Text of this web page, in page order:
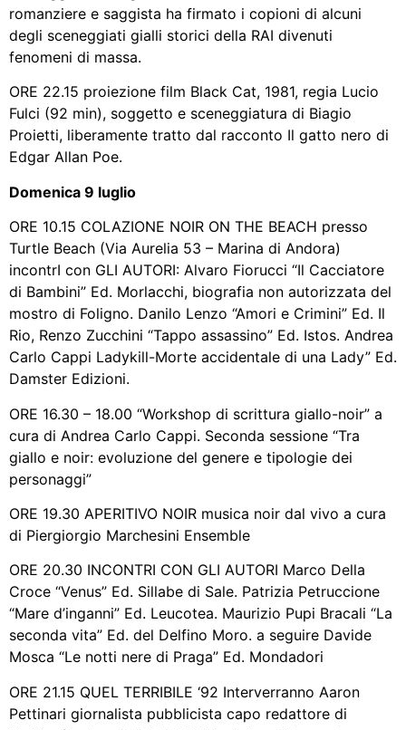
romanziere e saggista ha firmato i copioni di alcuni
degli sceneggiati gialli storici della RAI divenuti
fenomeni di massa.
ORE 22.15 proiezione film Black Cat, 1981, regia Lucio
Fulci (92 min), soggetto e sceneggiatura di Biagio
Proietti, liberamente tratto dal racconto Il gatto nero di
Edgar Allan Poe.
Domenica 9 luglio
ORE 10.15 COLAZIONE NOIR ON THE BEACH presso
Turtle Beach (Via Aurelia 53 – Marina di Andora)
incontrI con GLI AUTORI: Alvaro Fiorucci “Il Cacciatore
di Bambini” Ed. Morlacchi, biografia non autorizzata del
mostro di Foligno. Danilo Lenzo “Amori e Crimini” Ed. Il
Rio, Renzo Zucchini “Tappo assassino” Ed. Istos. Andrea
Carlo Cappi Ladykill-Morte accidentale di una Lady” Ed.
Damster Edizioni.
ORE 16.30 – 18.00 “Workshop di scrittura giallo-noir” a
cura di Andrea Carlo Cappi. Seconda sessione “Tra
giallo e noir: evoluzione del genere e tipologie dei
personaggi”
ORE 19.30 APERITIVO NOIR musica noir dal vivo a cura
di Piergiorgio Marchesini Ensemble
ORE 20.30 INCONTRI CON GLI AUTORI Marco Della
Croce “Venus” Ed. Sillabe di Sale. Patrizia Petruccione
“Mare d’inganni” Ed. Leucotea. Maurizio Pupi Bracali “La
seconda vita” Ed. del Delfino Moro. a seguire Davide
Mosca “Le notti nere di Praga” Ed. Mondadori
ORE 21.15 QUEL TERRIBILE ‘92 Interverranno Aaron
Pettinari giornalista pubblicista capo redattore di